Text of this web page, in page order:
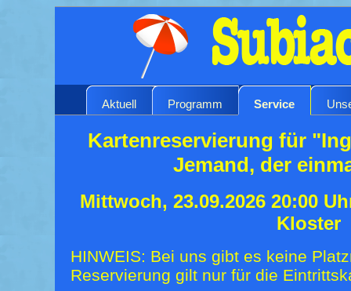
Aktuell Programm Service
Kartenreservierung für
Jemand, der
Mittwoch, 23.09.2026 20:00
Kloster
HINWEIS: Bei uns gibt es keine
Reservierung gilt nur für die